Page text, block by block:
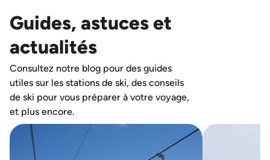
Guides, astuces et
actualités
Consultez notre blog pour des guides
utiles sur les stations de ski, des conseils
de ski pour vous préparer à votre voyage,
et plus encore.